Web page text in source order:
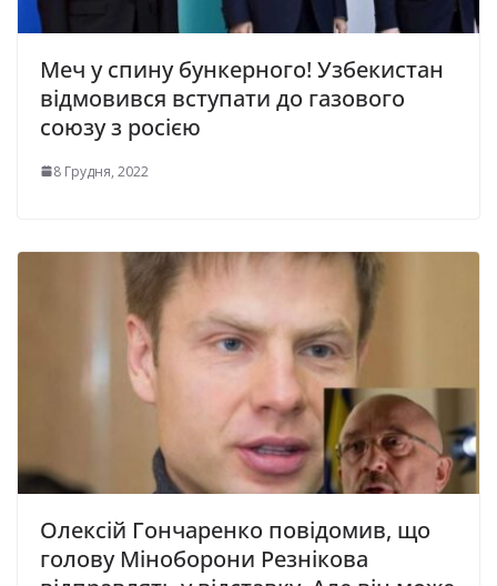
Меч у спину бункерного! Узбекистан
відмовився вступати до газового
союзу з росією
8 Грудня, 2022
Олексій Гончаренко повідомив, що
голову Міноборони Резнікова